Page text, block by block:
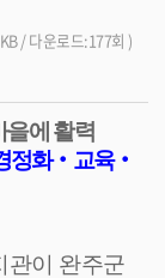
/ 다운로드:177회 )
을에 활력
정화‧ 교육‧
관이 완주군